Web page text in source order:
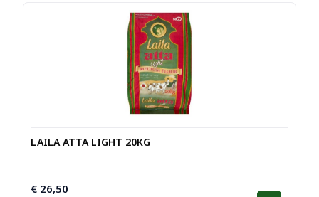
LAILA ATTA LIGHT 20KG
€ 26,50